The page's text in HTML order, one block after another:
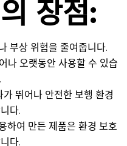
장점:
부상 위험을 줄여줍니다.
나 오랫동안 사용할 수 있습
가 뛰어나 안전한 보행 환경
다.
하여 만든 제품은 환경 보호
다.